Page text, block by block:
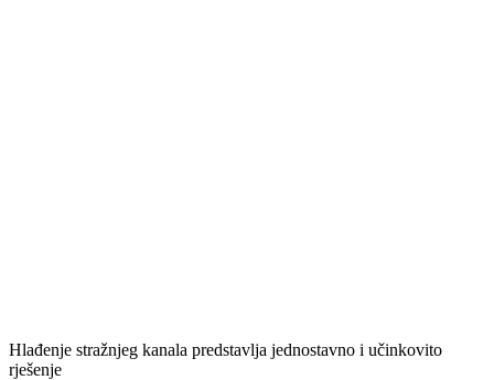
Hlađenje stražnjeg kanala predstavlja jednostavno i učinkovito
rješenje